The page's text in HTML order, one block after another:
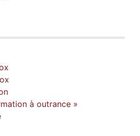
à outrance »